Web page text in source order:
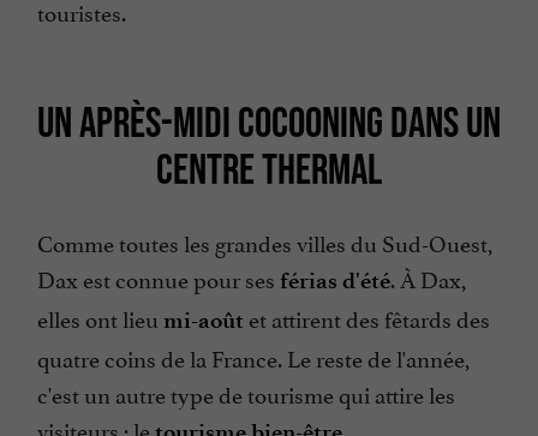
touristes.
UN APRÈS-MIDI COCOONING DANS UN
CENTRE THERMAL
Comme toutes les grandes villes du Sud-Ouest,
Dax est connue pour ses férias d'été. À Dax,
elles ont lieu mi-août et attirent des fêtards des
quatre coins de la France. Le reste de l'année,
c'est un autre type de tourisme qui attire les
visiteurs : le